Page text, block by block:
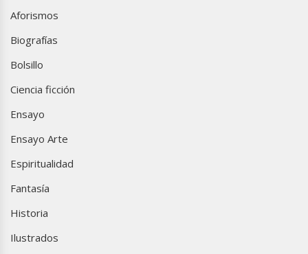
Aforismos
Biografías
Bolsillo
Ciencia ficción
Ensayo
Ensayo Arte
Espiritualidad
Fantasía
Historia
Ilustrados